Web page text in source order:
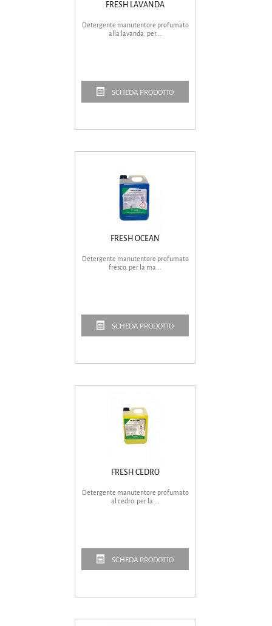
FRESH LAVANDA
Detergente manutentore profumato
alla lavanda. per...
SCHEDA PRODOTTO
FRESH OCEAN
Detergente manutentore profumato
fresco. per la ma...
SCHEDA PRODOTTO
FRESH CEDRO
Detergente manutentore profumato
al cedro. per la ...
SCHEDA PRODOTTO